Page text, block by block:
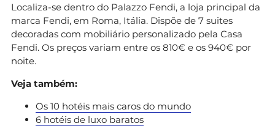
Localiza-se dentro do Palazzo Fendi, a loja principal da
marca Fendi, em Roma, Itália. Dispõe de 7 suites
decoradas com mobiliário personalizado pela Casa
Fendi. Os preços variam entre os 810€ e os 940€ por
noite.
Veja também:
Os 10 hotéis mais caros do mundo
6 hotéis de luxo baratos